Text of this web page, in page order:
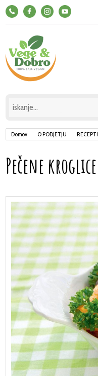
Domov O PODJETJU RECEPTI
Pečene kroglice